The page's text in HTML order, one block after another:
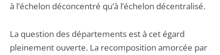
à l’échelon déconcentré qu’à l’échelon décentralisé.
La question des départements est à cet égard
pleinement ouverte. La recomposition amorcée par